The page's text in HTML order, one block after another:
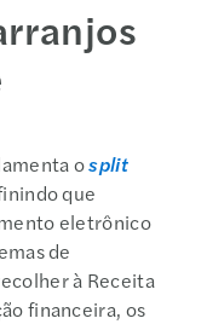
osplit
que
eletrônico
de
à Receita
financeira, os